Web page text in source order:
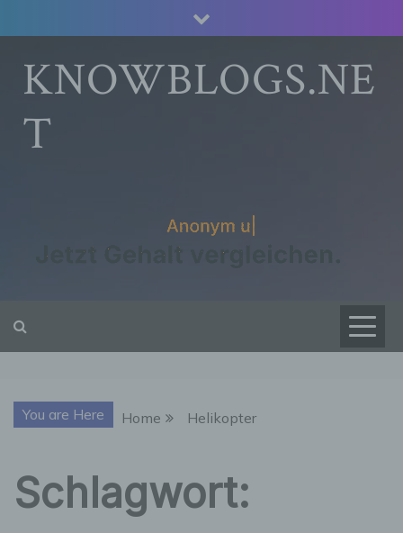
to
contentKNOWBLOGS.NE
T
You are Here Home Helikopter
Schlagwort: